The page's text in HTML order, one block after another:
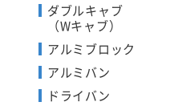
ダブルキャブ
（Wキャブ）
アルミブロック
アルミバン
ドライバン